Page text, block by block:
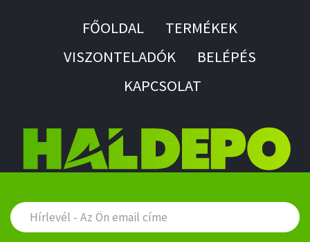
FŐOLDAL
TERMÉKEK
VISZONTELADÓK
BELÉPÉS
KAPCSOLAT